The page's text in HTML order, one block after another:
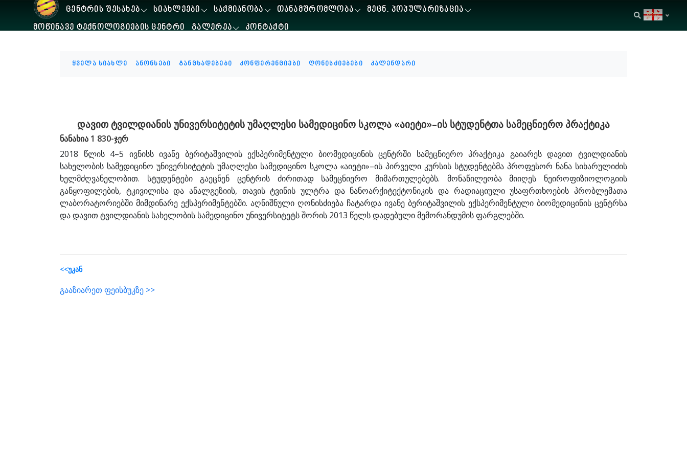
ᲪᲔᲜᲢᲠᲘᲡ ᲨᲔᲡᲐᲮᲔᲑ ᲡᲘᲐᲮᲚᲔᲔᲑᲘ ᲡᲐᲥᲛᲘᲐᲜᲝᲑᲐ ᲗᲐᲜᲐᲛᲨᲠᲝᲛᲚᲝᲑᲐ
ᲛᲔᲪᲜ. ᲞᲝᲞᲣᲚᲐᲠᲘᲖᲐᲪᲘᲐ
ᲛᲝᲬᲘᲜᲐᲕᲔ ᲢᲔᲥᲜᲝᲚᲝᲒᲘᲔᲑᲘᲡ ᲪᲔᲜᲢᲠᲘ
ᲒᲐᲚᲔᲠᲔᲐ ᲙᲝᲜᲢᲐᲥᲢᲘ
geo
ყველა სიახლე ანონსები განცხადებები კონფერენციები ღონისძიებები კალენდარი
დავით ტვილდიანის უნივერსიტეტის უმაღლესი სამედიცინო სკოლა «აიეტი»–ის სტუდენტთა სამეცნიერო პრაქტიკა
ნანახია 1 830-ჯერ
2018 წლის 4–5 ივნისს ივანე ბერიტაშვილის ექსპერიმენტული ბიომედიცინის ცენტრში სამეცნიერო პრაქტიკა გაიარეს დავით ტვილდიანის
სახელობის სამედიცინო უნივერსიტეტის უმაღლესი სამედიცინო სკოლა «აიეტი»–ის პირველი კურსის სტუდენტებმა პროფესორ ნანა სიხარულიძის
ხელმძღვანელობით. სტუდენტები გაეცნენ ცენტრის ძირითად სამეცნიერო მიმართულებებს. მონაწილეობა მიიღეს ნეიროფიზიოლოგიის
განყოფილების, ტკივილისა და ანალგეზიის, თავის ტვინის ულტრა და ნანოარქიტექტონიკის და რადიაციული უსაფრთხოების პრობლემათა
ლაბორატორიებში მიმდინარე ექსპერიმენტებში. აღნიშნული ღონისძიება ჩატარდა ივანე ბერიტაშვილის ექსპერიმენტული ბიომედიცინის ცენტრსა
და დავით ტვილდიანის სახელობის სამედიცინო უნივერსიტეტს შორის 2013 წელს დადებული მემორანდუმის ფარგლებში.
<<უკან
გააზიარეთ ფეისბუკზე >>